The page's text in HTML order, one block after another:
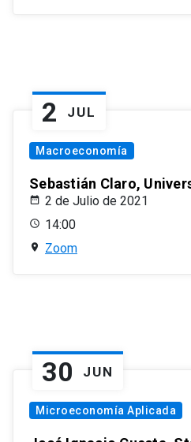
2 JUL
Macroeconomía
Sebastián Claro,
2 de Julio de 2021
14:00
Zoom
30 JUN
Microeconomía Aplicada